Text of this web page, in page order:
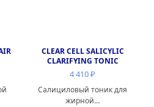
CLEAR CELL SALICYLIC
CLARIFYING TONIC
4 410₽
Салициловый тоник для
жирной…